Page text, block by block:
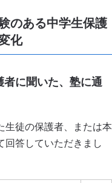
のある中学生保護
化
に聞いた、塾に通
生徒の保護者、または本
回答していただきまし